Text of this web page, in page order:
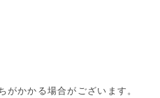
かかる場合がございます。